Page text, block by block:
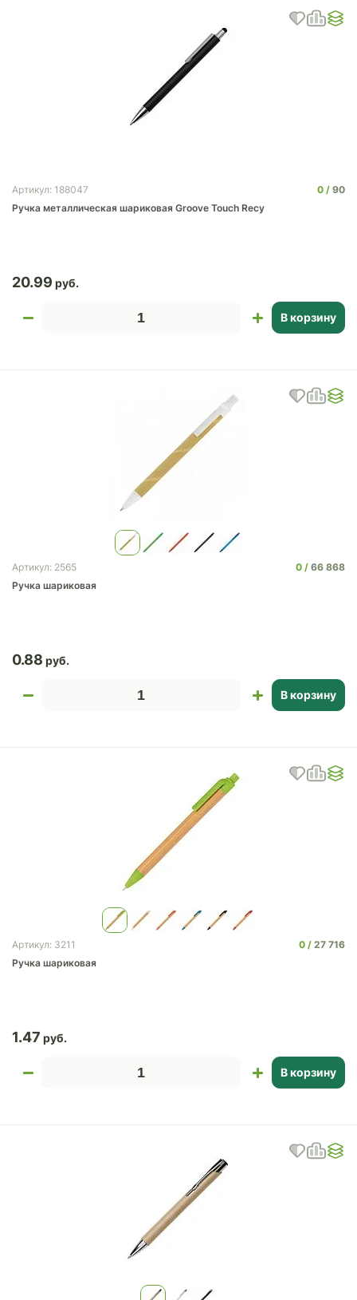
Артикул: 188047 0
90
Ручка металлическая шариковая Groove Touch Recy
20.99
В корзину
Артикул: 2565 0
66 868
Ручка шариковая
0.88
В корзину
Артикул: 3211 0
27 716
Ручка шариковая
1.47
В корзину